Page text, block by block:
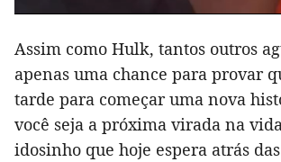
Assim como Hulk, tantos outros
apenas uma chance para provar
tarde para começar uma nova
você seja a próxima virada na
idosinho que hoje espera atrás